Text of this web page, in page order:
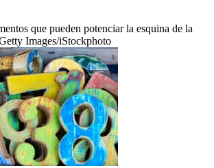
que pueden potenciar la esquina de la
Images/iStockphoto